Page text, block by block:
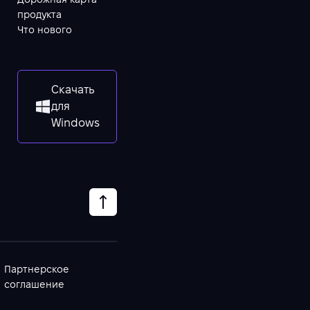
продукта
Что нового
Скачать
для
Windows
Партнерское
соглашение